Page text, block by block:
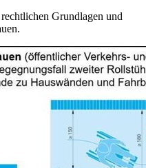
Grundlagen und